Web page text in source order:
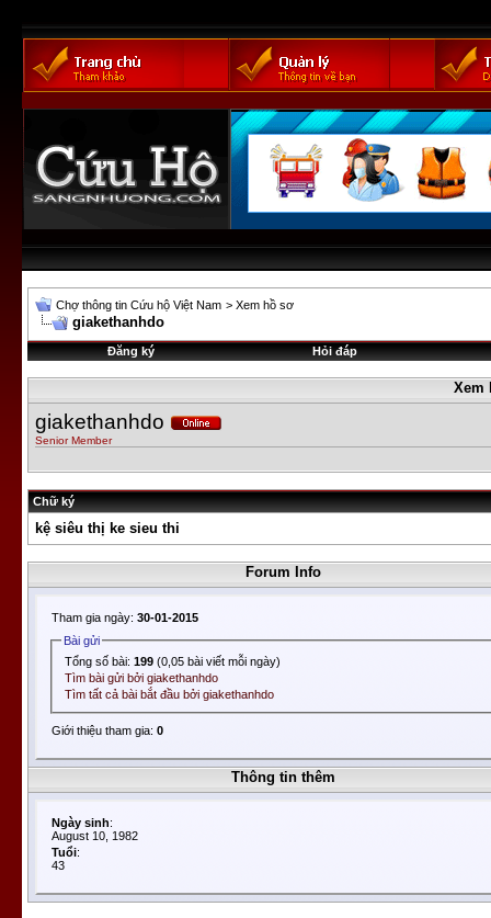
Chợ thông tin Cứu hộ Việt Nam > Xem hồ sơ
giakethanhdo
Đăng ký Hỏi đáp
Xem
giakethanhdo
Senior Member
Chữ ký
kệ siêu thị ke sieu thi
Forum Info
Tham gia ngày: 30-01-2015
Bài gửi
Tổng số bài:199 (0,05 bài viết mỗi ngày)
Tìm bài gửi bởi giakethanhdo
Tìm tất cả bài bắt đầu bởi giakethanhdo
Giới thiệu tham gia: 0
Thông tin thêm
Ngày sinh:
August 10, 1982
Tuổi:
43